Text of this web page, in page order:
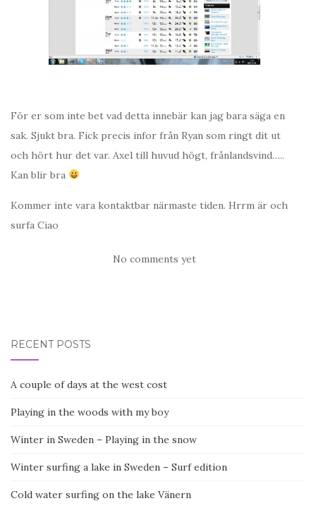
För er som inte bet vad detta innebär kan jag bara säga en
sak. Sjukt bra. Fick precis infor från Ryan som ringt dit ut
och hört hur det var. Axel till huvud högt, frånlandsvind…..
Kan blir bra
Kommer inte vara kontaktbar närmaste tiden. Hrrm är och
surfa Ciao
No comments yet
RECENT POSTS
A couple of days at the west cost
Playing in the woods with my boy
Winter in Sweden – Playing in the snow
Winter surfing a lake in Sweden – Surf edition
Cold water surfing on the lake Vänern